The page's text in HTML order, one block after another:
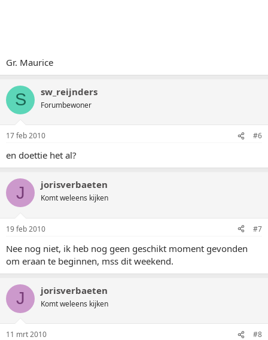
Gr. Maurice
S sw_reijnders
Forumbewoner
17 feb 2010 #6
en doettie het al?
J jorisverbaeten
Komt weleens kijken
19 feb 2010 #7
Nee nog niet, ik heb nog geen geschikt moment gevonden
om eraan te beginnen, mss dit weekend.
J jorisverbaeten
Komt weleens kijken
11 mrt 2010 #8